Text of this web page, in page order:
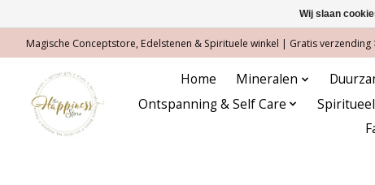
Magische Conceptstore, Edelstenen & Spirituele winkel | Gratis
Home Mineralen
Ontspanning & Self Care
Wij slaan